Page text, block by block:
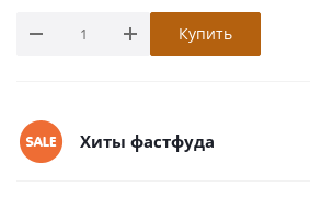
Купить
Хиты фастфуда